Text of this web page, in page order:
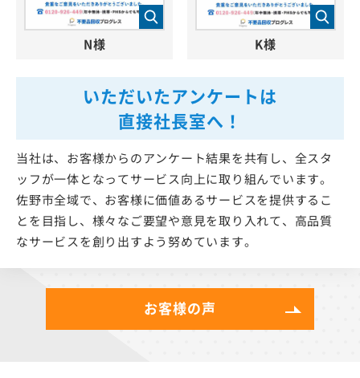
いただいたアンケートは
直接社長室へ！
当社は、お客様からのアンケート結果を共有し、全スタ
ッフが一体となってサービス向上に取り組んでいます。
佐野市全域で、お客様に価値あるサービスを提供するこ
とを目指し、様々なご要望や意見を取り入れて、高品質
なサービスを創り出すよう努めています。
N様 K様
お客様の声